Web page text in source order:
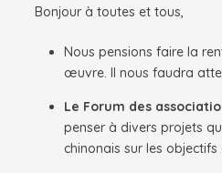
Bonjour à toutes et tous,
Nous pensions faire la
œuvre. Il nous faudra
Le Forum des
penser à divers projets
chinonais sur les